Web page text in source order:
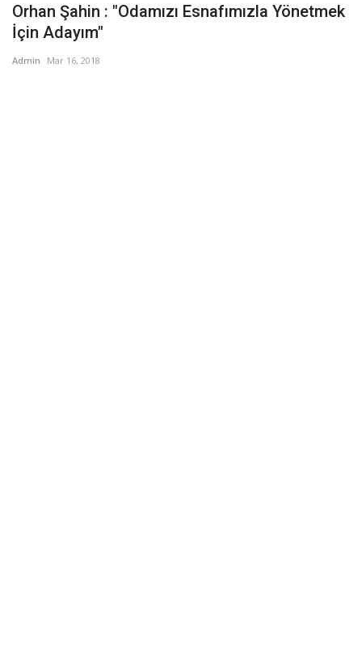
Orhan Şahin : "Odamızı Esnafımızla Yönetmek
İçin Adayım"
Admin Mar 16, 2018